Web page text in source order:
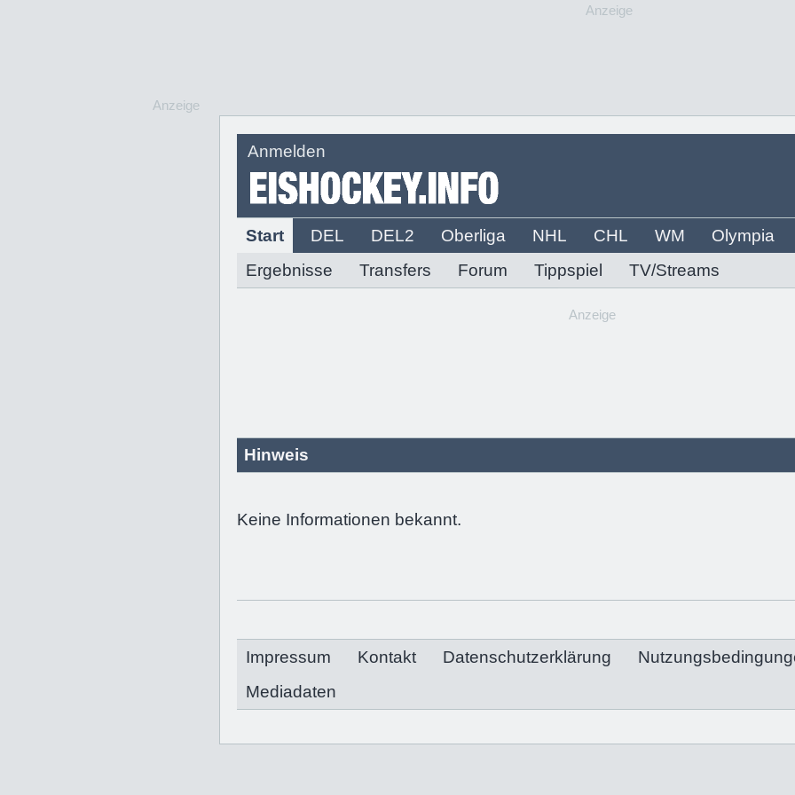
Anzeige
Anmelden
Start DEL DEL2 Oberliga NHL CHL WM
Olympia
Ergebnisse
Transfers Forum Tippspiel TV/Streams
Anzeige
Anzeige
Hinweis
Keine Informationen bekannt.
Impressum Kontakt Datenschutzerklärung
Mediadaten